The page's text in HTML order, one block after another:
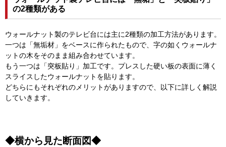
の2種類がある
ウォールナット製のテレビ台には主に2種類の加工方法があります。
一つは「無垢材」をベースに作られたもので、字の如くウォールナ
ットの木をそのまま組み合わせています。
もう一つは「突板貼り」加工です。プレスした硬い板の表面に薄く
スライスしたウォールナットを貼ります。
どちらにもそれぞれのメリットがありますので、以下に詳しく解説
していきます。
◆横から見た断面図◆